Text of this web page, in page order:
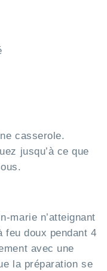
casserole.
jusqu’à ce que
marie n’atteignant
feu doux pendant 4
avec une
la préparation se